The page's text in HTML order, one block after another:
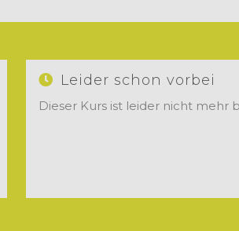
Leider schon vorbei
Dieser Kurs ist leider nicht mehr